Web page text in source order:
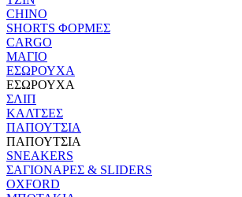
CHINO
SHORTS ΦΟΡΜΕΣ
CARGO
ΜΑΓΙΟ
ΕΣΩΡΟΥΧΑ
ΕΣΩΡΟΥΧΑ
ΣΛΙΠ
ΚΑΛΤΣΕΣ
ΠΑΠΟΥΤΣΙΑ
ΠΑΠΟΥΤΣΙΑ
SNEAKERS
ΣΑΓΙΟΝΑΡΕΣ & SLIDERS
OXFORD